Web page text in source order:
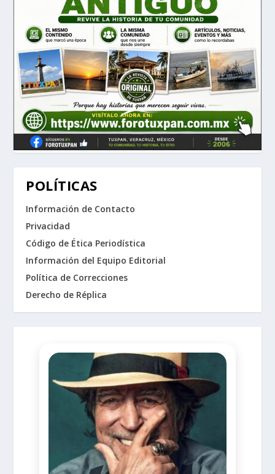
POLÍTICAS
Información de Contacto
Privacidad
Código de Ética Periodística
Información del Equipo Editorial
Política de Correcciones
Derecho de Réplica